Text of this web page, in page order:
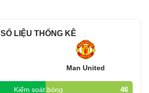
SỐ LIỆU THỐNG KÊ
Man United
Kiểm soát bóng 46